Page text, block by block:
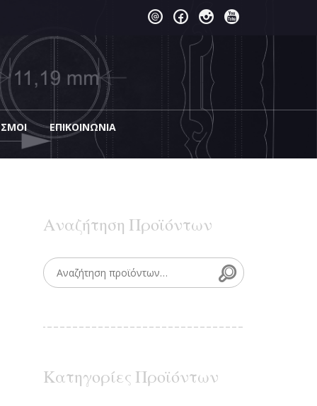
EΠΙΚΟΙΝΩΝΊΑ
Αναζήτηση Προϊόντων
Search for: Search
Κατηγορίες Προϊόντων